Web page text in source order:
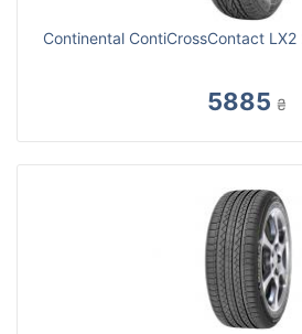
Continental ContiCrossContact LX2
5885 ₴